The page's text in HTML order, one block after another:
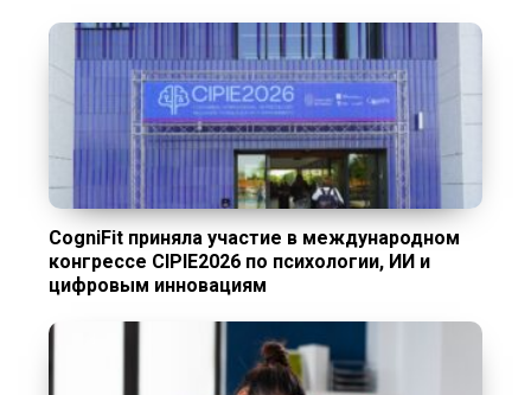
CogniFit приняла участие в международном
конгрессе CIPIE2026 по психологии, ИИ и
цифровым инновациям